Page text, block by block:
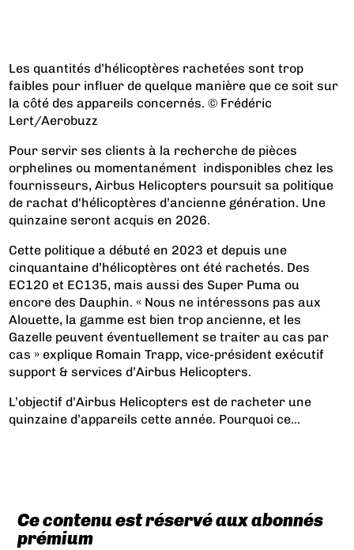
Les quantités d’hélicoptères rachetées sont trop
faibles pour influer de quelque manière que ce soit sur
la côté des appareils concernés. © Frédéric
Lert/Aerobuzz
Pour servir ses clients à la recherche de pièces
orphelines ou momentanément indisponibles chez les
fournisseurs, Airbus Helicopters poursuit sa politique
de rachat d'hélicoptères d’ancienne génération. Une
quinzaine seront acquis en 2026.
Cette politique a débuté en 2023 et depuis une
cinquantaine d’hélicoptères ont été rachetés. Des
EC120 et EC135, mais aussi des Super Puma ou
encore des Dauphin. « Nous ne intéressons pas aux
Alouette, la gamme est bien trop ancienne, et les
Gazelle peuvent éventuellement se traiter au cas par
cas » explique Romain Trapp, vice-président exécutif
support & services d’Airbus Helicopters.
L’objectif d’Airbus Helicopters est de racheter une
quinzaine d’appareils cette année. Pourquoi ce...
Ce contenu est réservé aux abonnés
prémium